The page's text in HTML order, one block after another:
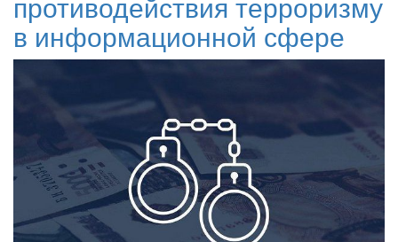
в информационной сфере